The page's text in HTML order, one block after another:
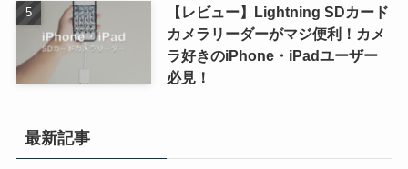
【レビュー】Lightning SDカード
カメラリーダーがマジ便利！カメ
ラ好きのiPhone・iPadユーザー
必見！
最新記事